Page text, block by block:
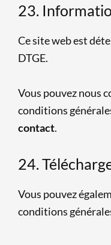
23.
Ce site web est
DTGE.
Vous pouvez nous
conditions
contact.
24.
Vous pouvez
conditions